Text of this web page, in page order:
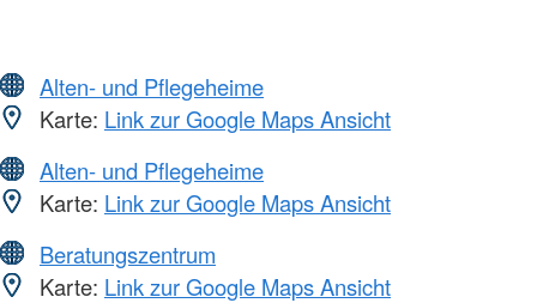
Alten- und Pflegeheime
Karte: Link zur Google Maps Ansicht
Alten- und Pflegeheime
Karte: Link zur Google Maps Ansicht
Beratungszentrum
Karte: Link zur Google Maps Ansicht